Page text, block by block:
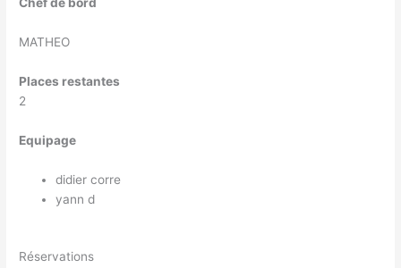
Chef de bord
MATHEO
Places restantes
2
Equipage
didier corre
yann d
Réservations